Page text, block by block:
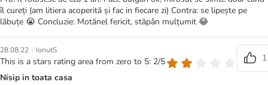
îl cureți (am litiera acoperită și fac in fiecare zi) Contra: se lipește pe
lăbuțe 😭 Concluzie: Motănel fericit, stăpân mulțumit 😂
28.08.22 | IonutS
This is a stars rating area from zero to 5: 2/5
1
Nisip in toata casa